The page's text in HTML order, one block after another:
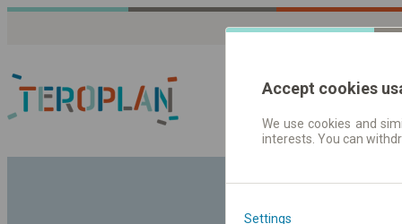
Fahrplandaten |
Accept cookies
We use cookies and
interests. You can
Settings